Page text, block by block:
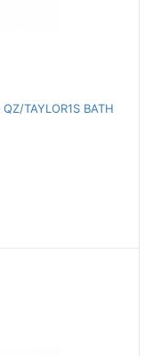
TAYLOR1S BATH